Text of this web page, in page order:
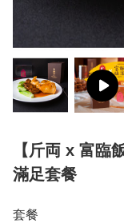
【斤両 x 富臨
滿足套餐
套餐